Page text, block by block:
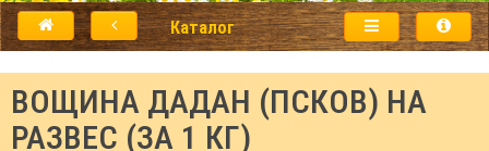
Каталог
ВОЩИНА ДАДАН (ПСКОВ) НА
РАЗВЕС (ЗА 1 КГ)